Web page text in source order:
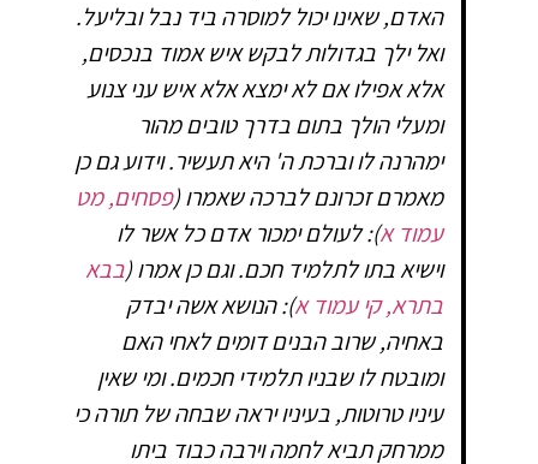
האדם, שאינו יכול למוסרה ביד נבל ובליעל.
ואל ילך בגדולות לבקש איש אמוד בנכסים,
אלא אפילו אם לא ימצא אלא איש עני צנוע
ומעלי הולך בתום בדרך טובים מהור
ימהרנה לו וברכת ה' היא תעשיר. וידוע גם כן
מאמרם זכרונם לברכה שאמרו (פסחים, מט
עמוד א): לעולם ימכור אדם כל אשר לו
וישיא בתו לתלמיד חכם. וגם כן אמרו (בבא
בתרא, קי עמוד א): הנושא אשה יבדק
באחיה, שרוב הבנים דומים לאחי האם
ומובטח לו שבניו תלמידי חכמים. ומי שאין
עיניו טרוטות, בעיניו יראה שבחה של תורה כי
ממרחק תביא לחמה וירבה כבוד ביתו